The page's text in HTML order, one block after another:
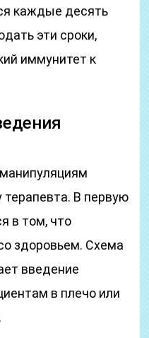
каждые десять
эти сроки,
иммунитет к
В первую
в том, что
здоровьем. Схема
введение
в плечо или